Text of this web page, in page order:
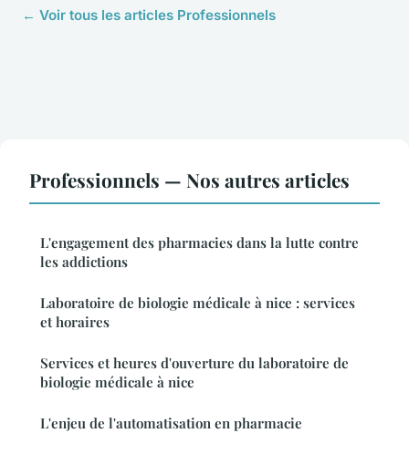
← Voir tous les articles Professionnels
Professionnels — Nos autres articles
L'engagement des pharmacies dans la lutte contre
les addictions
Laboratoire de biologie médicale à nice : services
et horaires
Services et heures d'ouverture du laboratoire de
biologie médicale à nice
L'enjeu de l'automatisation en pharmacie